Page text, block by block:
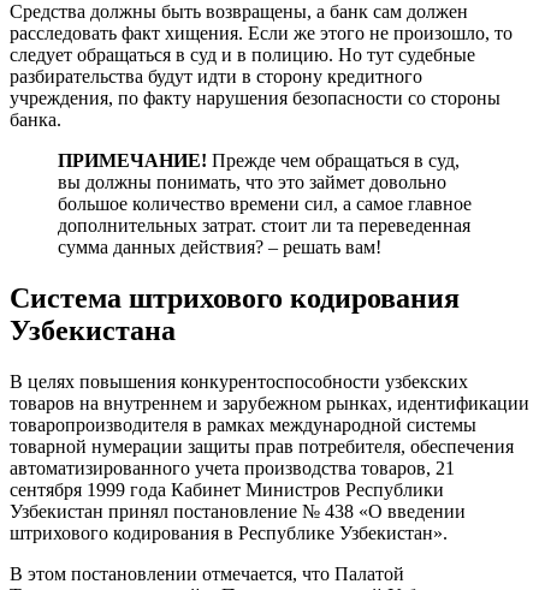
Средства должны быть возвращены, а банк сам должен
расследовать факт хищения. Если же этого не произошло, то
следует обращаться в суд и в полицию. Но тут судебные
разбирательства будут идти в сторону кредитного
учреждения, по факту нарушения безопасности со стороны
банка.
ПРИМЕЧАНИЕ! Прежде чем обращаться в суд,
вы должны понимать, что это займет довольно
большое количество времени сил, а самое главное
дополнительных затрат. стоит ли та переведенная
сумма данных действия? – решать вам!
Система штрихового кодирования
Узбекистана
В целях повышения конкурентоспособности узбекских
товаров на внутреннем и зарубежном рынках, идентификации
товаропроизводителя в рамках международной системы
товарной нумерации защиты прав потребителя, обеспечения
автоматизированного учета производства товаров, 21
сентября 1999 года Кабинет Министров Республики
Узбекистан принял постановление № 438 «О введении
штрихового кодирования в Республике Узбекистан».
В этом постановлении отмечается, что Палатой